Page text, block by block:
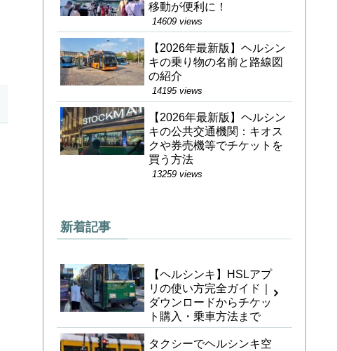
移動が便利に！
14609 views
【2026年最新版】ヘルシン
キの乗り物の名前と路線図
の紹介
14195 views
【2026年最新版】ヘルシン
キの公共交通機関：キオス
クや券売機等でチケットを
買う方法
13259 views
新着記事
【ヘルシンキ】HSLアプ
リの使い方完全ガイド｜
ダウンロードからチケッ
ト購入・乗車方法まで
タクシーでヘルシンキ空